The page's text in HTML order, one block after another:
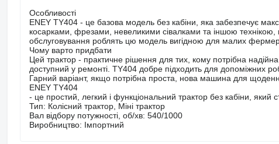
Особливості
ENEY TY404 - це базова модель без кабіни, яка забезпечує
косарками, фрезами, невеликими сівалками та іншою технікою,
обслуговування роблять цю модель вигідною для малих
Чому варто придбати
Цей трактор - практичне рішення для тих, кому потрібна
доступний у ремонті. TY404 добре підходить для допоміжних
Гарний варіант, якщо потрібна проста, нова машина для
ENEY TY404
- це простий, легкий і функціональний трактор без кабіни,
Тип: Колісний трактор, Міні трактор
Вал відбору потужності, об/хв: 540/1000
Виробництво: Імпортний